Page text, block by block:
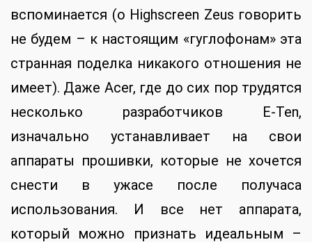
вспоминается (о Highscreen Zeus говорить
не будем – к настоящим «гуглофонам» эта
странная поделка никакого отношения не
имеет). Даже Acer, где до сих пор трудятся
несколько разработчиков E-Ten,
изначально устанавливает на свои
аппараты прошивки, которые не хочется
снести в ужасе после получаса
использования. И все нет аппарата,
который можно признать идеальным –